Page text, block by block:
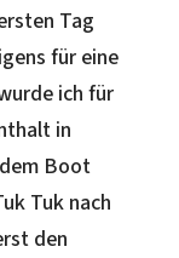
Tag
für eine
ich für
in
Boot
Tuk nach
den